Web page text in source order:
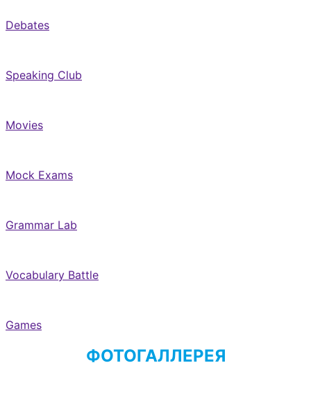
Debates
Speaking Club
Movies
Mock Exams
Grammar Lab
Vocabulary Battle
Games
ФОТОГАЛЛЕРЕЯ